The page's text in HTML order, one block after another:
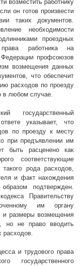
возместить работнику
он готов произвести
таких документов.
необходимости
проездных
работника на
профсоюзов
возмещения данных
что обеспечит
расходов по проезду
в любом случае.
государственный
указывает, что
по проезду к месту
при предъявлении им
быть расценено как
соответствующие
рода расходов,
и факт нахождения
подтвержден.
Правительству
им органу
и размеры возмещения
но не право вводить
расходов.
и трудового права
государственного